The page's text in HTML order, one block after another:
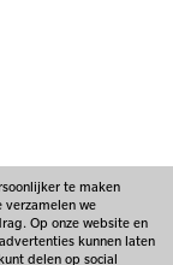
te maken
verzamelen we
Op onze website en
kunnen laten
delen op social